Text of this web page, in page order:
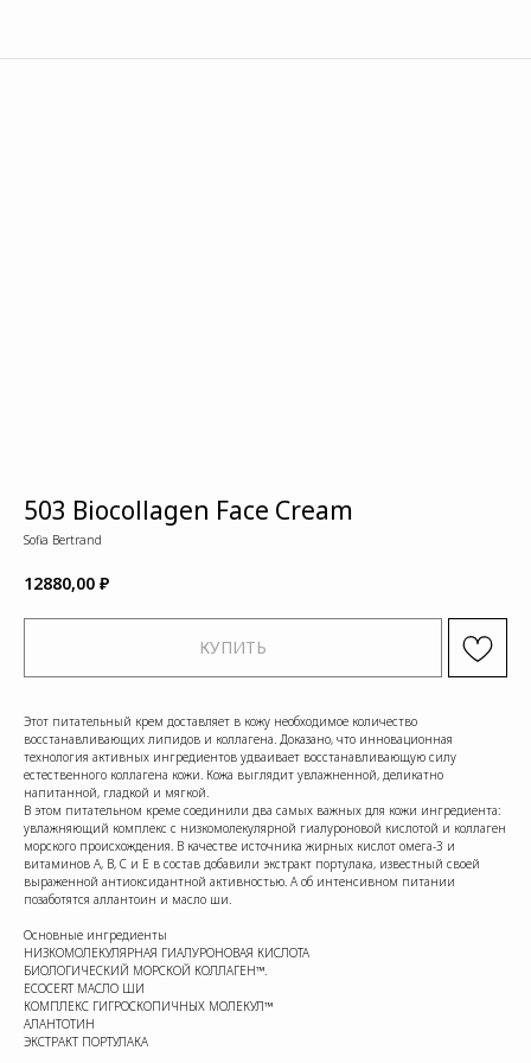
503 Biocollagen Face Cream
Sofia Bertrand
12880,00 ₽
КУПИТЬ
Этот питательный крем доставляет в кожу необходимое количество
восстанавливающих липидов и коллагена. Доказано, что инновационная
технология активных ингредиентов удваивает восстанавливающую силу
естественного коллагена кожи. Кожа выглядит увлажненной, деликатно
напитанной, гладкой и мягкой.
В этом питательном креме соединили два самых важных для кожи ингредиента:
увлажняющий комплекс с низкомолекулярной гиалуроновой кислотой и коллаген
морского происхождения. В качестве источника жирных кислот омега-3 и
витаминов А, В, С и Е в состав добавили экстракт портулака, известный своей
выраженной антиоксидантной активностью. А об интенсивном питании
позаботятся аллантоин и масло ши.
Основные ингредиенты
НИЗКОМОЛЕКУЛЯРНАЯ ГИАЛУРОНОВАЯ КИСЛОТА
БИОЛОГИЧЕСКИЙ МОРСКОЙ КОЛЛАГЕН™.
ECOCERT МАСЛО ШИ
КОМПЛЕКС ГИГРОСКОПИЧНЫХ МОЛЕКУЛ™
АЛАНТОТИН
ЭКСТРАКТ ПОРТУЛАКА